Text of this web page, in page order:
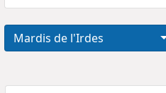
Mardis de l'Irdes